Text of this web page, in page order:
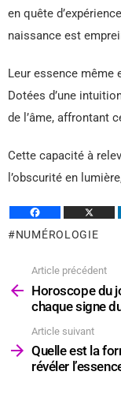
en quête
naissance est
Leur essence même
Dotées d’une
de l’âme, affrontant
Cette capacité à
l’obscurité en
NUMÉROLOGIE
plus
Article précédent
Horoscope du
chaque signe
Article suivant
Quelle est la
révéler